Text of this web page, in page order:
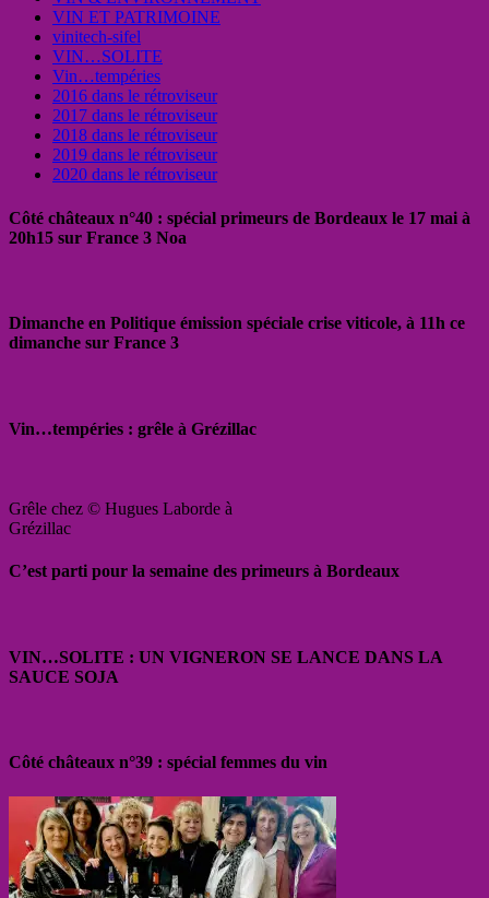
VIN ET PATRIMOINE
vinitech-sifel
VIN…SOLITE
Vin…tempéries
2016 dans le rétroviseur
2017 dans le rétroviseur
2018 dans le rétroviseur
2019 dans le rétroviseur
2020 dans le rétroviseur
Côté châteaux n°40 : spécial primeurs de Bordeaux le 17 mai à
20h15 sur France 3 Noa
Dimanche en Politique émission spéciale crise viticole, à 11h ce
dimanche sur France 3
Vin…tempéries : grêle à Grézillac
Grêle chez © Hugues Laborde à
Grézillac
C’est parti pour la semaine des primeurs à Bordeaux
VIN…SOLITE : UN VIGNERON SE LANCE DANS LA
SAUCE SOJA
Côté châteaux n°39 : spécial femmes du vin